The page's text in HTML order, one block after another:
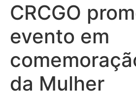
CRCGO
evento em
da Mulher